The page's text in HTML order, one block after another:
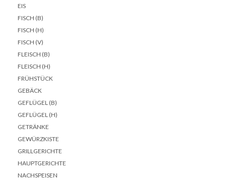
EIS
FISCH (B)
FISCH (H)
FISCH (V)
FLEISCH (B)
FLEISCH (H)
FRÜHSTÜCK
GEBÄCK
GEFLÜGEL (B)
GEFLÜGEL (H)
GETRÄNKE
GEWÜRZKISTE
GRILLGERICHTE
HAUPTGERICHTE
NACHSPEISEN